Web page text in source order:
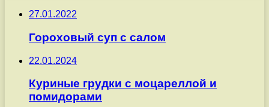
27.01.2022
Гороховый суп с салом
22.01.2024
Куриные грудки с моцареллой и
помидорами